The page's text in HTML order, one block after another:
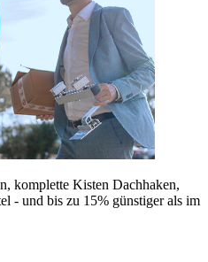
komplette Kisten Dachhaken,
- und bis zu 15% günstiger als im